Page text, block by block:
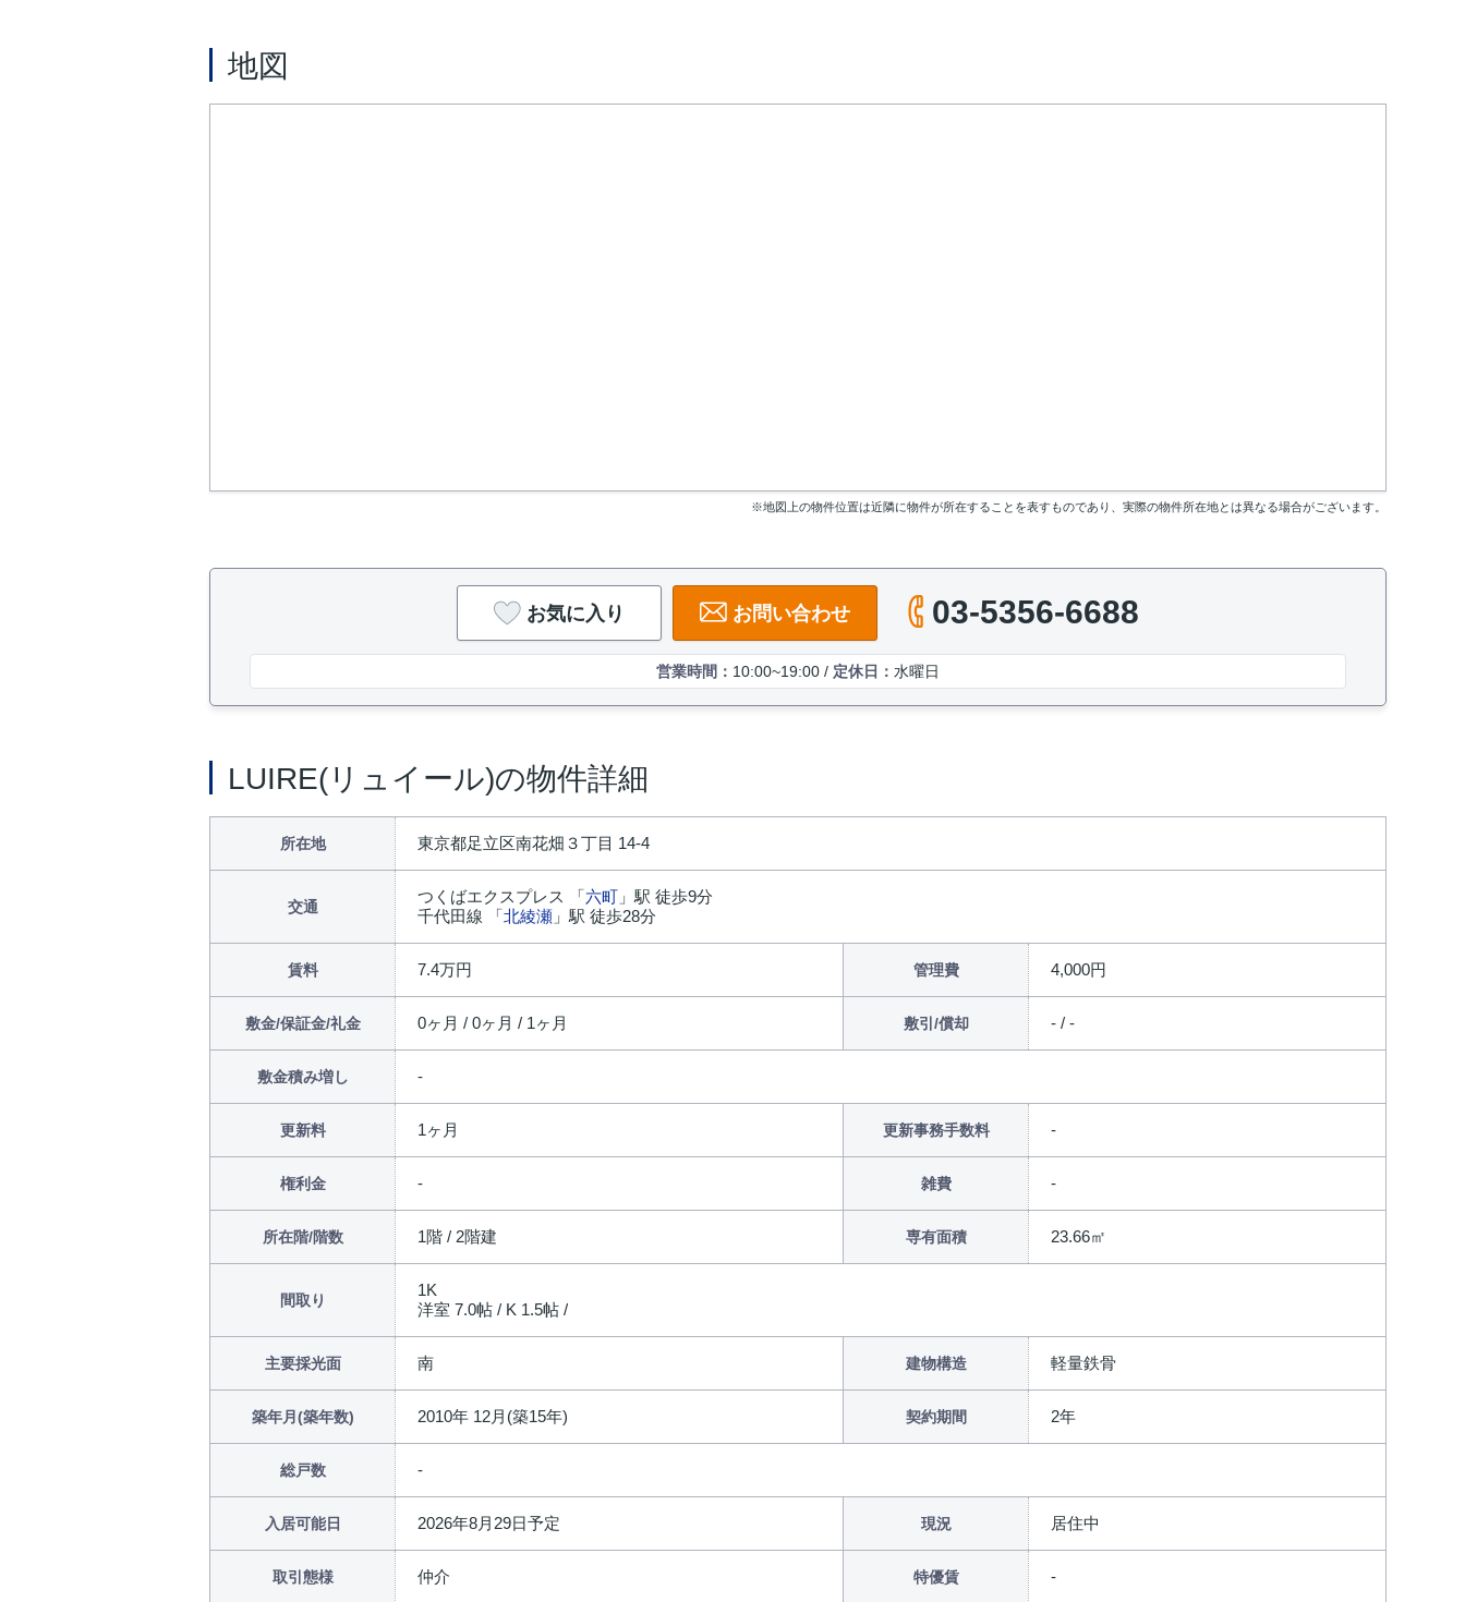
地図
※地図上の物件位置は近隣に物件が所在することを表すものであり、実際の物件所在地とは異なる場合がございます。
お気に入り お問い合わせ 03-5356-6688
営業時間： 10:00~19:00 / 定休日： 水曜日
LUIRE(リュイール)の物件詳細
所在地 東京都足立区南花畑３丁目 14-4
交通
つくばエクスプレス 「六町 」駅 徒歩9分
千代田線 「北綾瀬 」駅 徒歩28分
賃料 7.4万円 管理費 4,000円
敷金/保証金/礼金 0ヶ月 / 0ヶ月 / 1ヶ月 敷引/償却 - / -
敷金積み増し
更新料 1ヶ月 更新事務手数料
権利金 雑費
所在階/階数 1階 / 2階建 専有面積 23.66㎡
間取り
1K
洋室 7.0帖 / K 1.5帖 /
主要採光面 南 建物構造 軽量鉄骨
築年月(築年数) 2010年 12月(築15年) 契約期間 2年
総戸数
入居可能日 2026年8月29日予定 現況 居住中
取引態様 仲介 特優賃